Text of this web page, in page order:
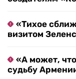
«Тихое
визитом
«А может,
судьбу